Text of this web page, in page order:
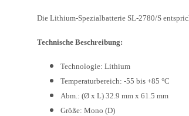
Die Lithium-Spezialbatterie SL-2780/S
Technische Beschreibung:
Technologie: Lithium
Temperaturbereich: -55 bis +85 °C
Abm.: (Ø x L) 32.9 mm x 61.5 mm
Größe: Mono (D)